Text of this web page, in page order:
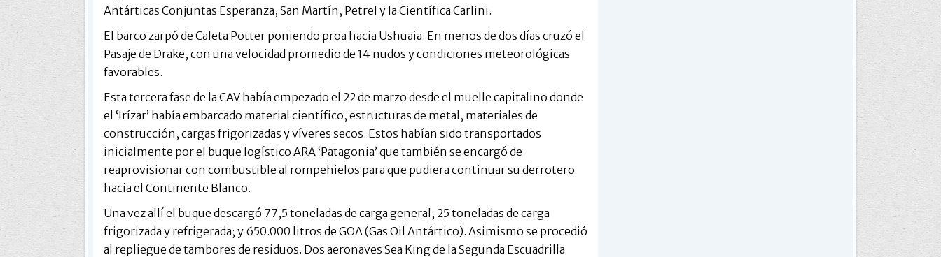
Antárticas Conjuntas Esperanza, San Martín, Petrel y la Científica Carlini.
El barco zarpó de Caleta Potter poniendo proa hacia Ushuaia. En menos de dos días cruzó el
Pasaje de Drake, con una velocidad promedio de 14 nudos y condiciones meteorológicas
favorables.
Esta tercera fase de la CAV había empezado el 22 de marzo desde el muelle capitalino donde
el ‘Irízar’ había embarcado material científico, estructuras de metal, materiales de
construcción, cargas frigorizadas y víveres secos. Estos habían sido transportados
inicialmente por el buque logístico ARA ‘Patagonia’ que también se encargó de
reaprovisionar con combustible al rompehielos para que pudiera continuar su derrotero
hacia el Continente Blanco.
Una vez allí el buque descargó 77,5 toneladas de carga general; 25 toneladas de carga
frigorizada y refrigerada; y 650.000 litros de GOA (Gas Oil Antártico). Asimismo se procedió
al repliegue de tambores de residuos. Dos aeronaves Sea King de la Segunda Escuadrilla